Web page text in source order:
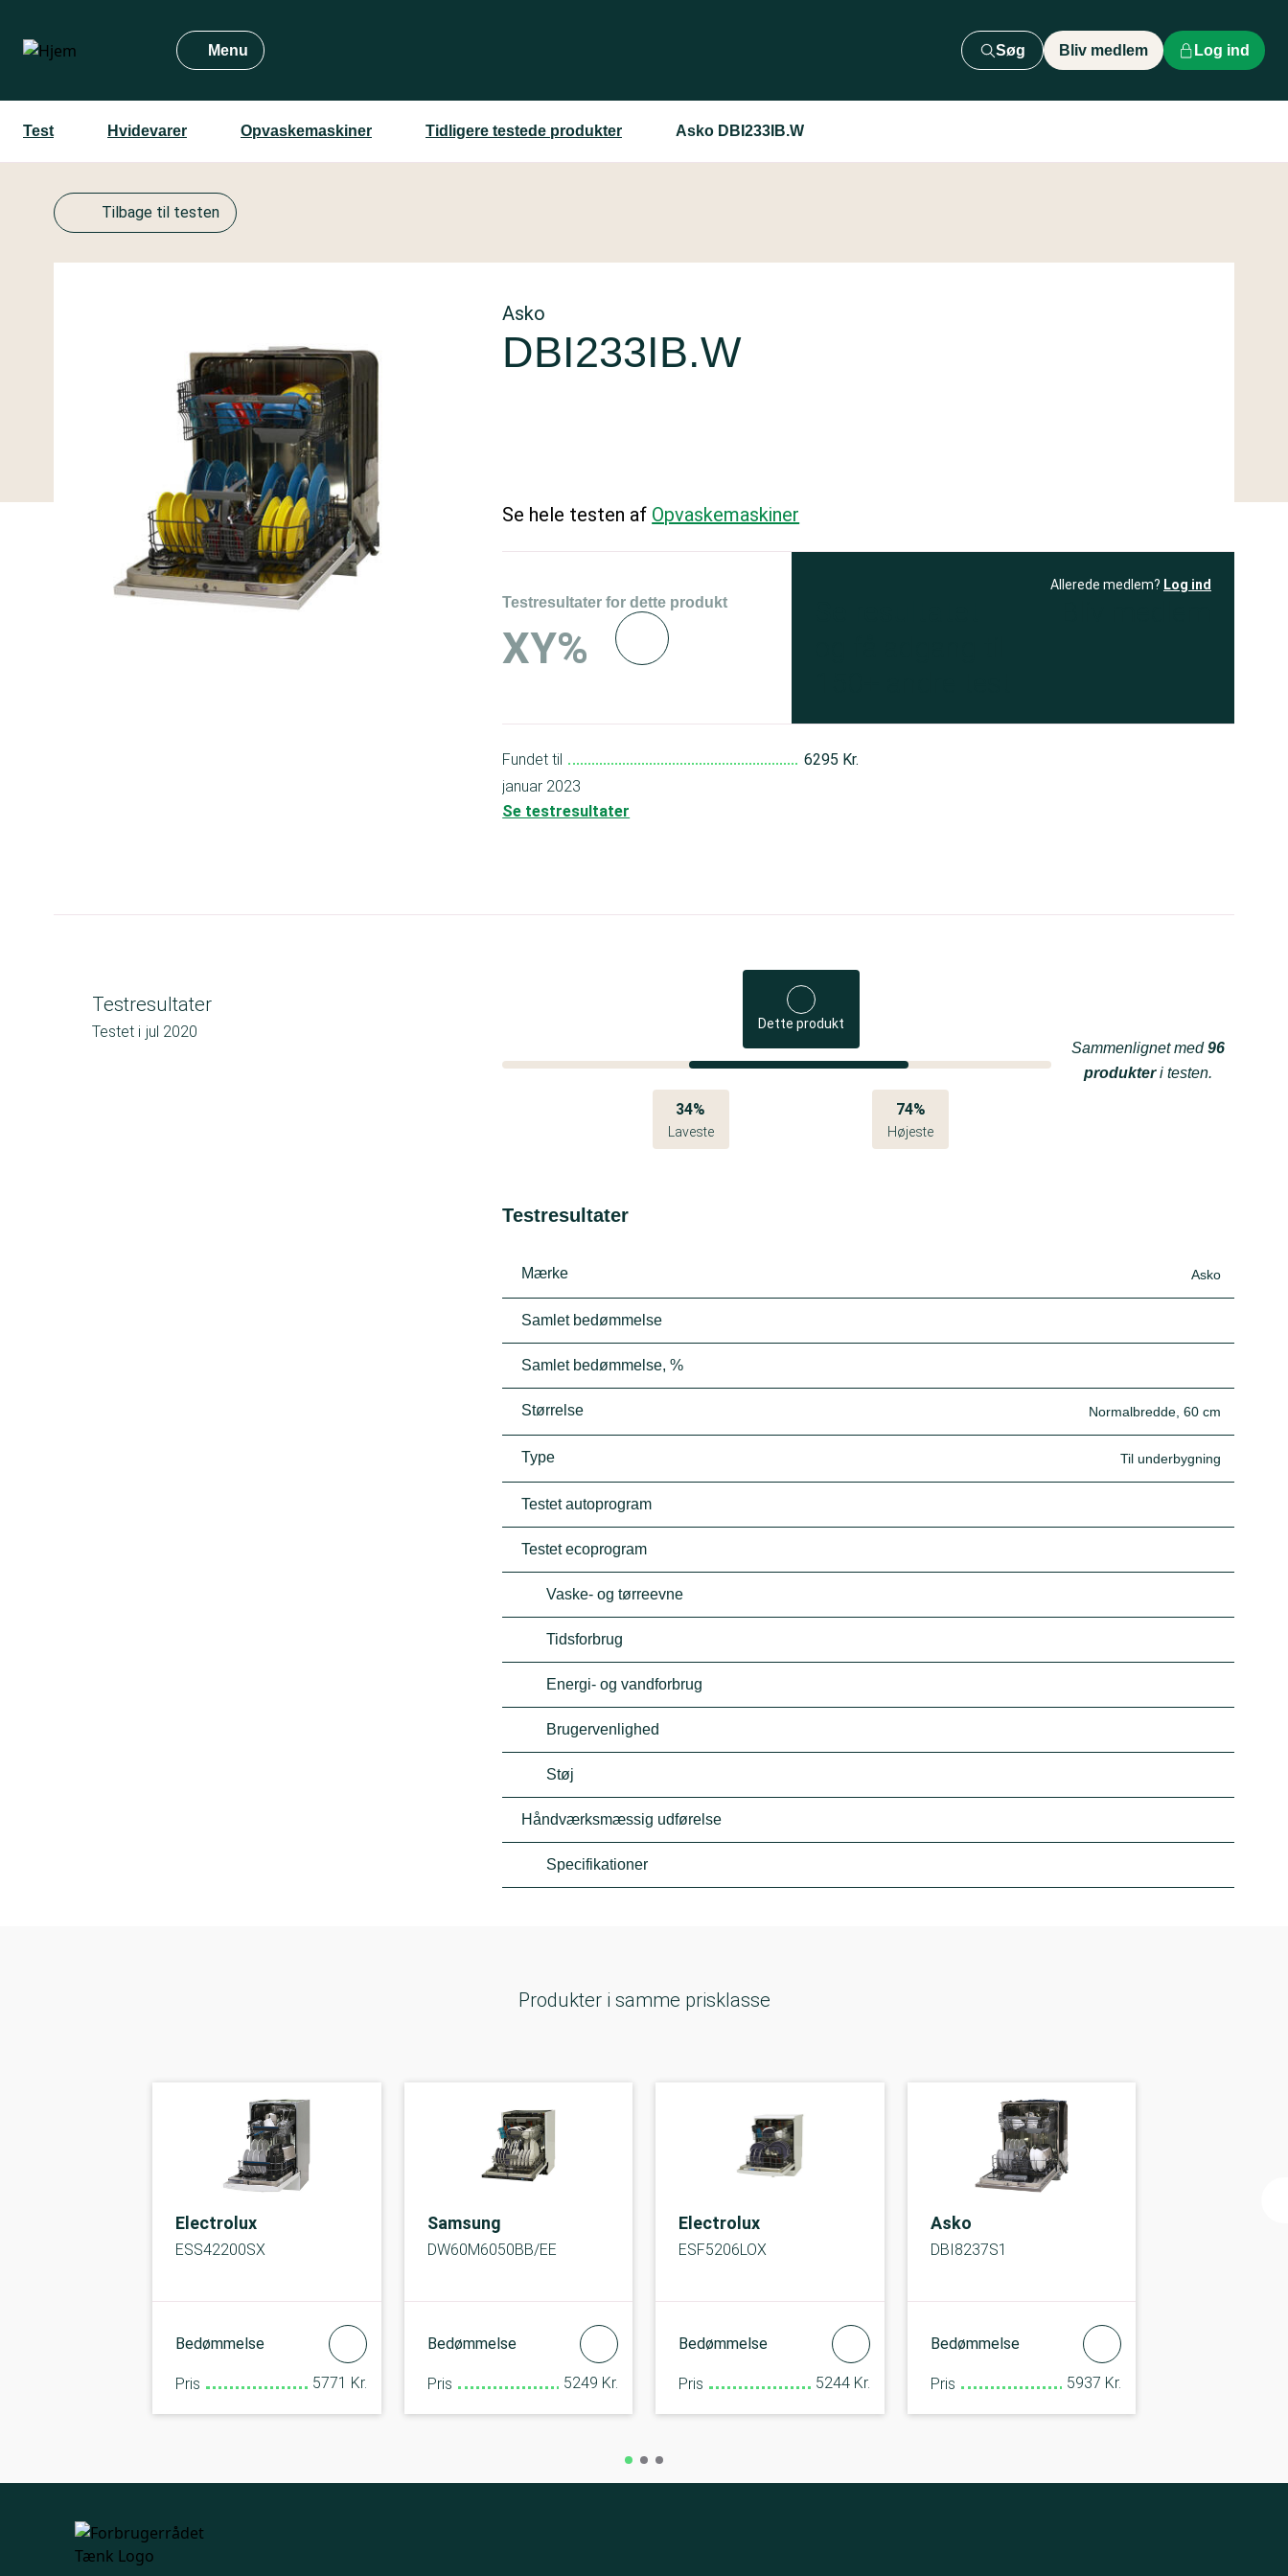
hovedindhold
Menu Søg Bliv medlem Log ind
Test Hvidevarer Opvaskemaskiner Tidligere testede produkter Asko DBI233IB.W
Tilbage til testen
Asko
DBI233IB.W
Se hele testen af Opvaskemaskiner
Testresultater for dette produkt
XY%
Allerede medlem? Log ind
Fundet til
6295 Kr.
januar 2023
Se testresultater
Testresultater
Testet i jul 2020 Dette produkt
34%
Laveste
74%
Højeste
Sammenlignet med96
produkteri testen.
Testresultater
Mærke Asko
Samlet bedømmelse
Samlet bedømmelse, %
Størrelse Normalbredde, 60 cm
Type Til underbygning
Testet autoprogram
Testet ecoprogram
Vaske- og tørreevne
Tidsforbrug
Energi- og vandforbrug
Brugervenlighed
Støj
Håndværksmæssig udførelse
Specifikationer
Produkter i samme prisklasse
Electrolux
ESS42200SX
Bedømmelse
Pris 5771 Kr.
Samsung
DW60M6050BB/EE
Bedømmelse
Pris 5249 Kr.
Electrolux
ESF5206LOX
Bedømmelse
Pris 5244 Kr.
Asko
DBI8237S1
Bedømmelse
Pris 5937 Kr.